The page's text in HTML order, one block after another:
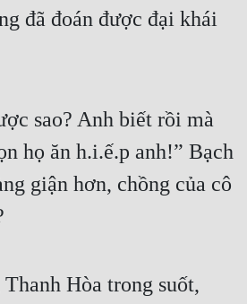
đã đoán được đại khái
sao? Anh biết rồi mà
họ ăn h.i.ế.p anh!” Bạch
giận hơn, chồng của cô
Hòa trong suốt,